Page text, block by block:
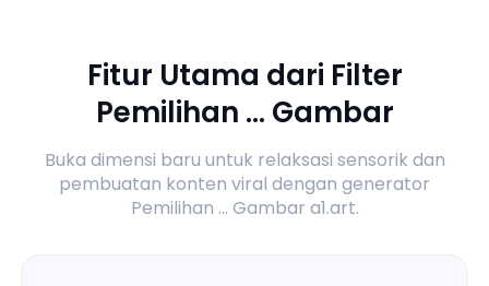
Fitur Utama dari Filter
Pemilihan ... Gambar
Buka dimensi baru untuk relaksasi sensorik dan
pembuatan konten viral dengan generator
Pemilihan ... Gambar a1.art.